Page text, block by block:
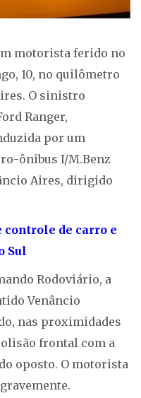
motorista ferido no
10, no quilômetro
O sinistro
Ranger,
por um
ônibus I/M.Benz
Aires, dirigido
de carro e
Sul
Rodoviário, a
Venâncio
nas proximidades
frontal com a
oposto. O motorista